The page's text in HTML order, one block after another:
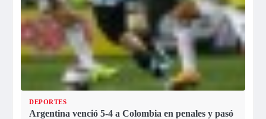
DEPORTES
Argentina venció 5-4 a Colombia en penales y pasó